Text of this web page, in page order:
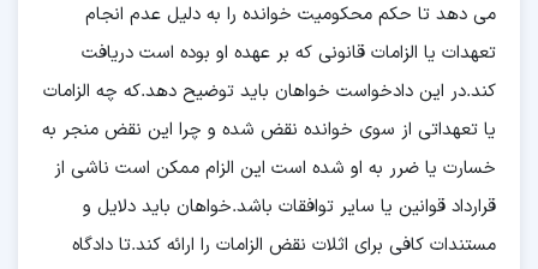
می دهد تا حکم محکومیت خوانده را به دلیل عدم انجام
تعهدات یا الزامات قانونی که بر عهده او بوده است دریافت
کند.در این دادخواست خواهان باید توضیح دهد.که چه الزامات
یا تعهداتی از سوی خوانده نقض شده و چرا این نقض منجر به
خسارت یا ضرر به او شده است این الزام ممکن است ناشی از
قرارداد قوانین یا سایر توافقات باشد.خواهان باید دلایل و
مستندات کافی برای اثلات نقض الزامات را ارائه کند.تا دادگاه